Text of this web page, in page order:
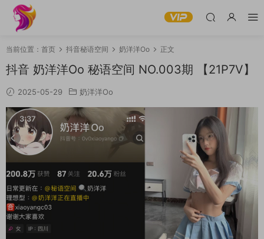
当前位置： 首页 抖音秘语空间 奶洋洋Oo 正文
抖音 奶洋洋Oo 秘语空间 NO.003期 【21P7V】
2025-05-29 奶洋洋Oo